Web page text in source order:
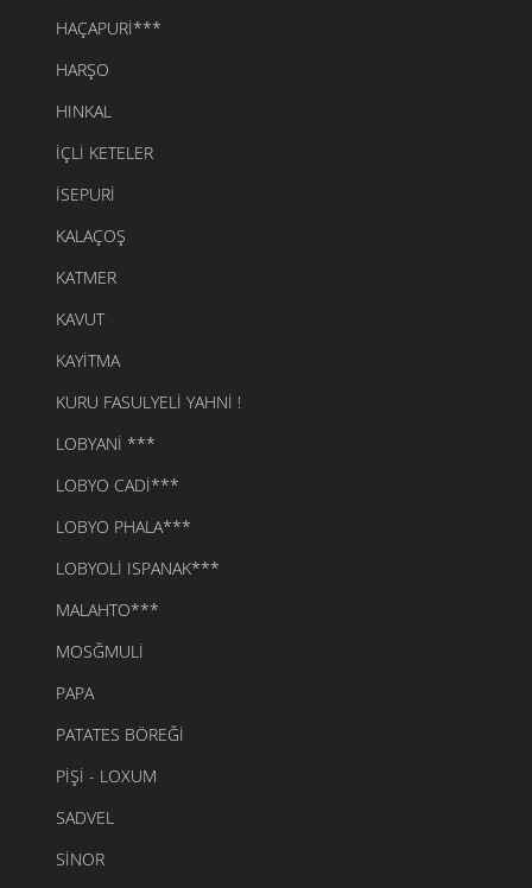
HAÇAPURI***
HARŞO
HINKAL
İÇLI KETELER
İSEPURI
KALAÇOŞ
KATMER
KAVUT
KAYITMA
KURU FASULYELI YAHNI !
LOBYANI ***
LOBYO CADI***
LOBYO PHALA***
LOBYOLI ISPANAK***
MALAHTO***
MOSĞMULI
PAPA
PATATES BÖREĞI
PIŞI - LOXUM
SADVEL
SINOR